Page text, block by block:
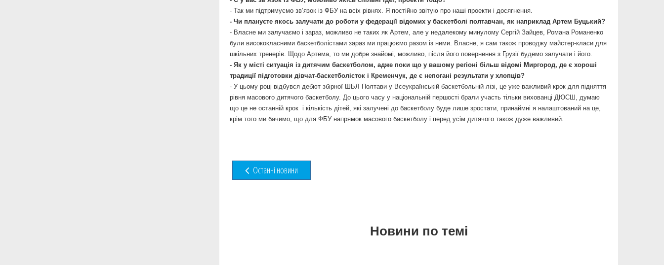
- Так ми підтримуємо зв’язок із ФБУ на всіх рівнях. Я постійно звітую про наші проекти і досягнення.
- Чи плануєте якось залучати до роботи у федерації відомих у баскетболі полтавчан, як наприклад Артем Буцький?
- Власне ми залучаємо і зараз, можливо не таких як Артем, але у недалекому минулому Сергій Зайцев, Романа Романенко
були висококласними баскетболістами зараз ми працюємо разом із ними. Власне, я сам також проводжу майстер-класи для
шкільних тренерів. Щодо Артема, то ми добре знайомі, можливо, після його повернення з Грузії будемо залучати і його.
- Як у місті ситуація із дитячим баскетболом, адже поки що у вашому регіоні більш відомі Миргород, де є хороші
традиції підготовки дівчат-баскетболісток і Кременчук, де є непогані результати у хлопців?
- У цьому році відбувся дебют збірної ШБЛ Полтави у Всеукраїнській баскетбольній лізі, це уже важливий крок для підняття
рівня масового дитячого баскетболу. До цього часу у національній першості брали участь тільки вихованці ДЮСШ, думаю
що це не останній крок і кількість дітей, які залучені до баскетболу буде лише зростати, принаймні я налаштований на це,
крім того ми бачимо, що для ФБУ напрямок масового баскетболу і перед усім дитячого також дуже важливий.
Останні новини
Новини по темі